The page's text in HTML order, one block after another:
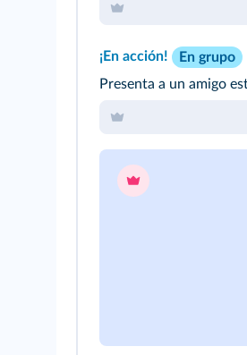
¡En acción!
En grupo
Presenta a un amigo